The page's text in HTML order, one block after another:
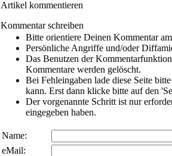
Artikel kommentieren
Kommentar schreiben
Bitte orientiere Deinen Kommentar
Persönliche Angriffe und/oder
Das Benutzen der
Kommentare werden gelöscht.
Bei Fehleingaben lade diese Seite
kann. Erst dann klicke bitte auf den
Der vorgenannte Schritt ist nur
eingegeben haben.
Name:
eMail: